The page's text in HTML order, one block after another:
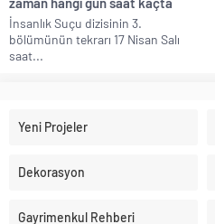
İnsanlık Suçu dizisinin 3.
bölümünün tekrarı 17 Nisan Salı
saat...
Yeni Projeler
Dekorasyon
Gayrimenkul Rehberi